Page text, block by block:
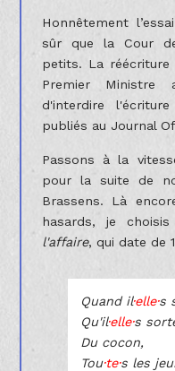
Honnêtement
sûr que la Cour
petits. La
Premier
d'interdire
publiés au Journal
Passons à la
pour la suite de
Brassens. Là
hasards, je choisis
l'affaire, qui date de
Quand il·elle·s
Qu'il·elle·s
Du cocon,
Tou·te·s les